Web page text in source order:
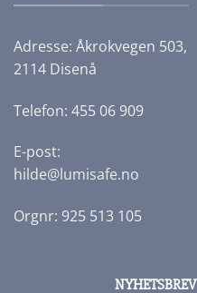
Adresse: Åkrokvegen 503,
2114 Disenå
Telefon: 455 06 909
E-post:
hilde@lumisafe.no
Orgnr: 925 513 105
NYHETSBREV